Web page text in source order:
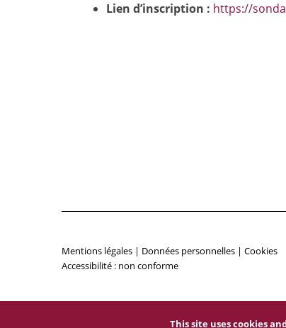
Lien d’inscription : https://
Mentions légales | Données personnelles | Cookies
Accessibilité : non conforme
This site uses cookies